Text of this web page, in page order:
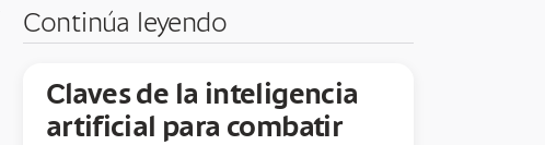
Continúa leyendo
Claves de la inteligencia
artificial para combatir